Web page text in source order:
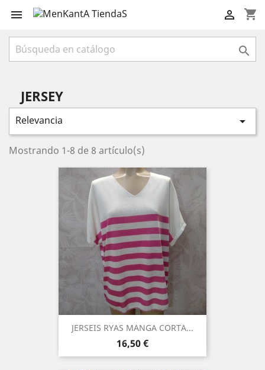
 shopping_cart


JERSEY
Relevancia 
Mostrando 1-8 de 8 artículo(s)
JERSEIS RYAS MANGA CORTA...
Precio
16,50 €